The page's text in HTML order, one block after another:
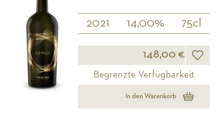
2021 14,00% 75cl
148,00 €
Begrenzte Verfügbarkeit
In den Warenkorb